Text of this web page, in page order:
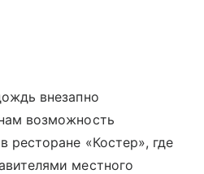
внезапно
возможность
ресторане «Костер», где
местного